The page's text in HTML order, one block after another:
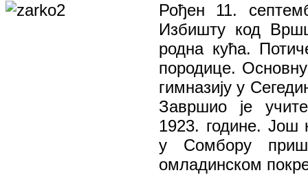
Рођен 11.
Избишту код
родна кућа.
породице.
гимназију у
Завршио је
1923. године. Још
у Сомбору
омладинском